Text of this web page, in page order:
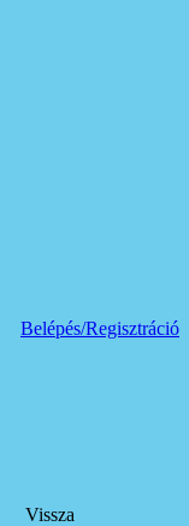
Belépés/Regisztráció
Vissza